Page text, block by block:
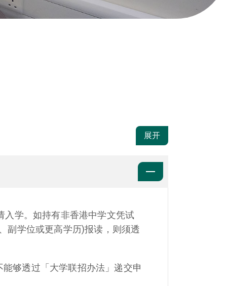
展开
入学。如持有非香港中学文凭试
副学位或更高学历)报读，则须透
够透过「大学联招办法」递交申